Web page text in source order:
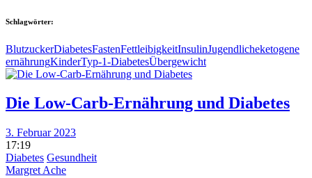
Schlagwörter:
BlutzuckerDiabetesFastenFettleibigkeitInsulinJugendlicheketogene
ernährungKinderTyp-1-DiabetesÜbergewicht
Die Low-Carb-Ernährung und Diabetes
3. Februar 2023
17:19
Diabetes Gesundheit
Margret Ache